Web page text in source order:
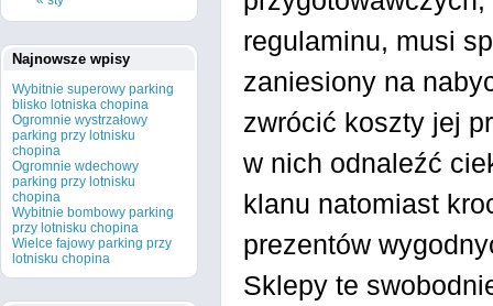
regulaminu, musi
zaniesiony na
zwrócić koszty jej
w nich odnaleźć
klanu natomiast
prezentów
Sklepy te
Najnowsze wpisy
Wybitnie superowy parking
blisko lotniska chopina
Ogromnie wystrzałowy
parking przy lotnisku
chopina
Ogromnie wdechowy
parking przy lotnisku
chopina
Wybitnie bombowy parking
przy lotnisku chopina
Wielce fajowy parking przy
lotnisku chopina